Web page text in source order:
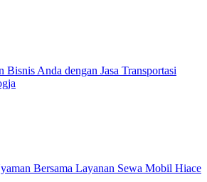
Bisnis Anda dengan Jasa Transportasi
Bersama Layanan Sewa Mobil Hiace